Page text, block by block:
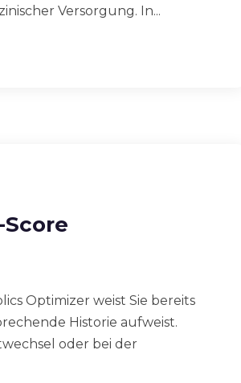
Versorgung. In...
Optimizer weist Sie bereits
Historie aufweist.
oder bei der